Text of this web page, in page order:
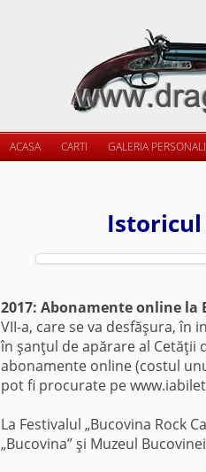
ACASA CARTI GALERIA
Istoricul
2017: Abonamente online la
VII-a, care se va desfăşura, în
în şanţul de apărare al Cetăţii
abonamente online (costul
pot fi procurate pe
La Festivalul „Bucovina Rock
„Bucovina” şi Muzeul